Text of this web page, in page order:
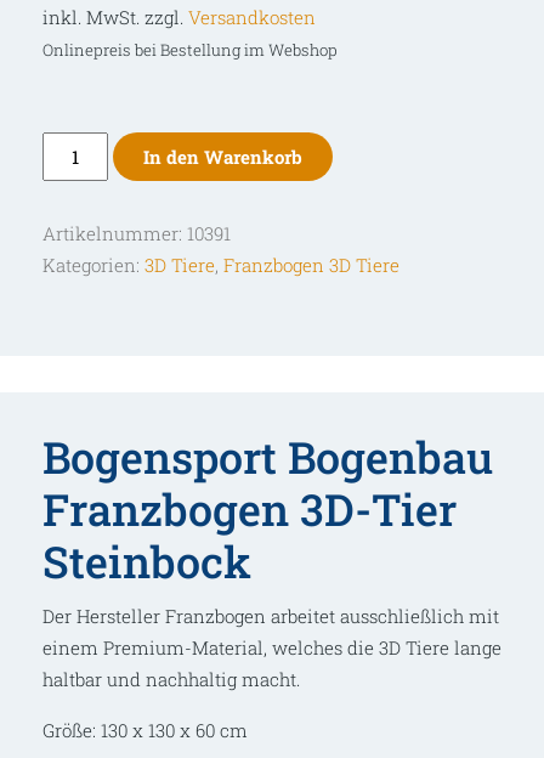
inkl. MwSt. zzgl. Versandkosten
Onlinepreis bei Bestellung im Webshop
Franzbogen
3D-
Steinbock
Menge
In den Warenkorb
Artikelnummer: 10391
Kategorien: 3D Tiere, Franzbogen 3D Tiere
Bogensport Bogenbau
Franzbogen 3D-Tier
Steinbock
Der Hersteller Franzbogen arbeitet ausschließlich mit
einem Premium-Material, welches die 3D Tiere lange
haltbar und nachhaltig macht.
Größe: 130 x 130 x 60 cm